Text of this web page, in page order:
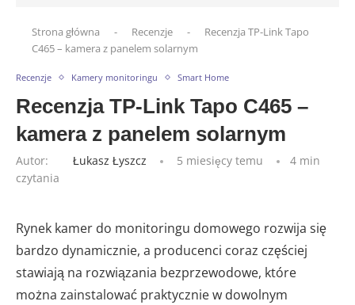
Strona główna - Recenzje -
Recenzja TP-Link Tapo
C465 – kamera z panelem solarnym
Recenzje Kamery monitoringu Smart Home
Recenzja TP-Link Tapo C465 –
kamera z panelem solarnym
Autor: Łukasz Łyszcz 5 miesięcy temu
4 min
czytania
Rynek kamer do monitoringu domowego rozwija się
bardzo dynamicznie, a producenci coraz częściej
stawiają na rozwiązania bezprzewodowe, które
można zainstalować praktycznie w dowolnym